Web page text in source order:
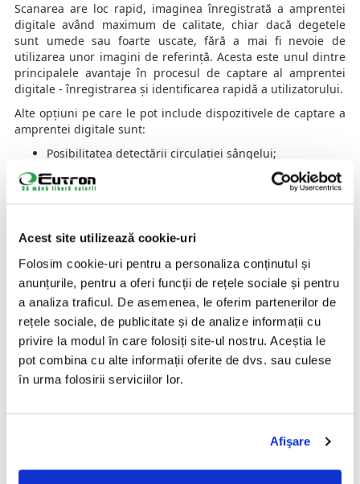
Acest site utilizează cookie-uri
Folosim cookie-uri pentru a personaliza conținutul și
anunțurile, pentru a oferi funcții de rețele sociale și pentru
a analiza traficul. De asemenea, le oferim partenerilor de
rețele sociale, de publicitate și de analize informații cu
privire la modul în care folosiți site-ul nostru. Aceștia le
pot combina cu alte informații oferite de dvs. sau culese
în urma folosirii serviciilor lor.
Afişare
Scanarea are loc rapid, imaginea înregistrată a amprentei
digitale având maximum de calitate, chiar dacă degetele
sunt umede sau foarte uscate, fără a mai fi nevoie de
utilizarea unor imagini de referință. Acesta este unul dintre
principalele avantaje în procesul de captare al amprentei
digitale - înregistrarea și identificarea rapidă a utilizatorului.
Alte opțiuni pe care le pot include dispozitivele de captare a
amprentei digitale sunt:
Posibilitatea detectării circulației sângelui;
Posibilitatea integrării unei ferestre de scanare care
captează semnătura sau scanarea documentelor de
identitate: pașaport, carte de identitate, module
Ce echipament este necesar pentru
captarea amprentei digitale?
Pentru captarea amprentei digitale aveți nevoie să utilizați
uncititor de amprentăelectronică sau un scanner special
conceput pentru acest proces. Acest dispozitiv se va ocupa
de capturarea, stocarea și transferarea imaginilor cu
informații biometrice către un sistem de calcul (calculator,